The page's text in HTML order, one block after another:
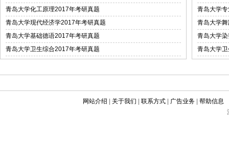
青岛大学化工原理2017年考研真题
青岛大学现代经济学2017年考研真题
青岛大学基础德语2017年考研真题
青岛大学卫生综合2017年考研真题
青岛大学
青岛大学
青岛大学
青岛大学
网站介绍 关于我们 |联系方式 广告业务 |帮助信息